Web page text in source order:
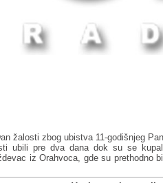
žalosti zbog ubistva 11-godišnjeg
ubili pre dva dana dok su se
iz Orahvoca, gde su prethodno